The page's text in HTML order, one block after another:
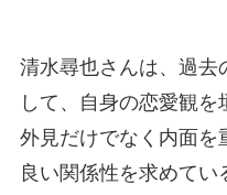
清水尋也さんは、過去
して、自身の恋愛観を
外見だけでなく内面を
良い関係性を求めてい